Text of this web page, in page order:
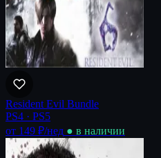
Resident Evil Bundle
PS4 · PS5
от 149 ₽/нед ● в наличии